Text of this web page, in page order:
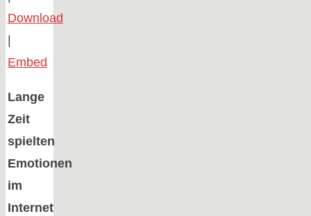
Download
|
Embed
Lange
Zeit
spielten
Emotionen
im
Internet